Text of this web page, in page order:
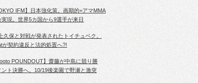
IFM】日本強化策。画期的=アマMMA
現。世界5カ国から9選手が来日
久保と対戦が発表されたトイチュベク。
が契約違反と法的処置へ?!
POUNDOUT】齋藤が中島に競り勝
ント決勝へ。10/19後楽園で野瀬と激突